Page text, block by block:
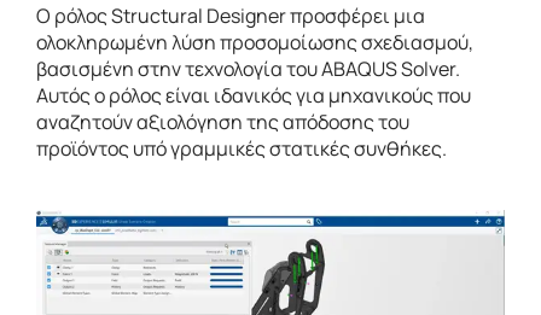
Ο ρόλος Structural Designer προσφέρει μια
ολοκληρωμένη λύση προσομοίωσης σχεδιασμού,
βασισμένη στην τεχνολογία του ABAQUS Solver.
Αυτός ο ρόλος είναι ιδανικός για μηχανικούς που
αναζητούν αξιολόγηση της απόδοσης του
προϊόντος υπό γραμμικές στατικές συνθήκες.